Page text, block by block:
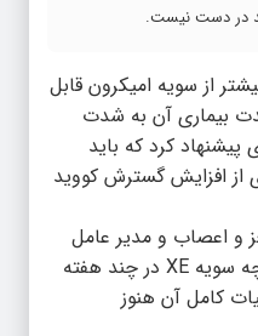
در دست نیست.
از سویه امیکرون قابل
بیماری آن به شدت
پیشنهاد کرد که باید
از افزایش گسترش کووید
و اعصاب و مدیر عامل
بیمارستان IBS هند گفت: «اگرچه سویه XE در چند هفته
کامل آن هنوز